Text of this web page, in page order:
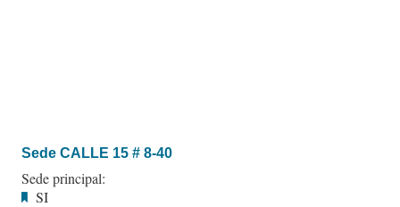
Sede CALLE 15 # 8-40
Sede principal:
SI